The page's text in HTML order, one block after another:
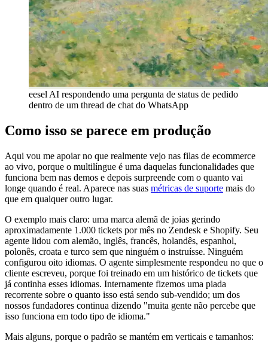
eesel AI respondendo uma pergunta de status de pedido
dentro de um thread de chat do WhatsApp
Como isso se parece em produção
Aqui vou me apoiar no que realmente vejo nas filas de ecommerce
ao vivo, porque o multilíngue é uma daquelas funcionalidades que
funciona bem nas demos e depois surpreende com o quanto vai
longe quando é real. Aparece nas suas métricas de suporte mais do
que em qualquer outro lugar.
O exemplo mais claro: uma marca alemã de joias gerindo
aproximadamente 1.000 tickets por mês no Zendesk e Shopify. Seu
agente lidou com alemão, inglês, francês, holandês, espanhol,
polonês, croata e turco sem que ninguém o instruísse. Ninguém
configurou oito idiomas. O agente simplesmente respondeu no que o
cliente escreveu, porque foi treinado em um histórico de tickets que
já continha esses idiomas. Internamente fizemos uma piada
recorrente sobre o quanto isso está sendo sub-vendido; um dos
nossos fundadores continua dizendo "muita gente não percebe que
isso funciona em todo tipo de idioma."
Mais alguns, porque o padrão se mantém em verticais e tamanhos: